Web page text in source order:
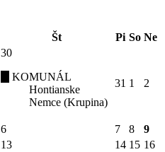
Št Pi So Ne
30
KOMUNÁL
Hontianske
Nemce (Krupina)
31 1 2
6 7 8
9
13 14 15 16